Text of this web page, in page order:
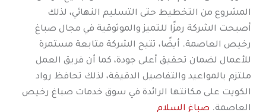
المشروع من التخطيط حتى التسليم النهائي، لذلك
أصبحت الشركة رمزًا للتميز والموثوقية في مجال صباغ
رخيص العاصمة. أيضًا، تتيح الشركة متابعة مستمرة
للأعمال لضمان تحقيق أعلى جودة، كما أن فريق العمل
ملتزم بالمواعيد والتفاصيل الدقيقة، لذلك تحافظ رواد
الكويت على مكانتها الرائدة في سوق خدمات صباغ رخيص
العاصمة. صباغ السلام